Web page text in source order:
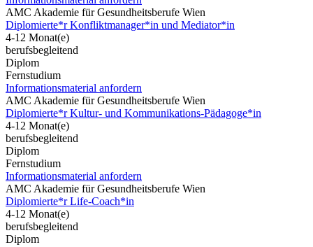
AMC Akademie für Gesundheitsberufe Wien
Diplomierte*r Konfliktmanager*in und Mediator*in
4-12 Monat(e)
berufsbegleitend
Diplom
Fernstudium
Informationsmaterial anfordern
AMC Akademie für Gesundheitsberufe Wien
Diplomierte*r Kultur- und Kommunikations-Pädagoge*in
4-12 Monat(e)
berufsbegleitend
Diplom
Fernstudium
Informationsmaterial anfordern
AMC Akademie für Gesundheitsberufe Wien
Diplomierte*r Life-Coach*in
4-12 Monat(e)
berufsbegleitend
Diplom